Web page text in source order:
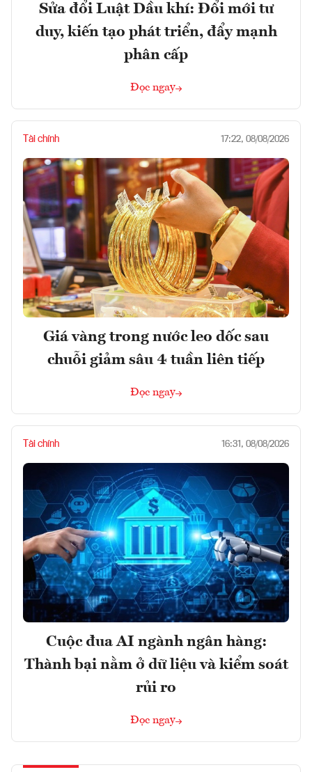
Sửa đổi Luật Dầu khí: Đổi mới tư
duy, kiến tạo phát triển, đẩy mạnh
phân cấp
Đọc ngay
Tài chính 17:22, 08/08/2026
Giá vàng trong nước leo dốc sau
chuỗi giảm sâu 4 tuần liên tiếp
Đọc ngay
Tài chính 16:31, 08/08/2026
Cuộc đua AI ngành ngân hàng:
Thành bại nằm ở dữ liệu và kiểm soát
rủi ro
Đọc ngay